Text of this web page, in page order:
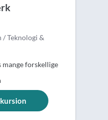
/ Teknologi &
forskellige